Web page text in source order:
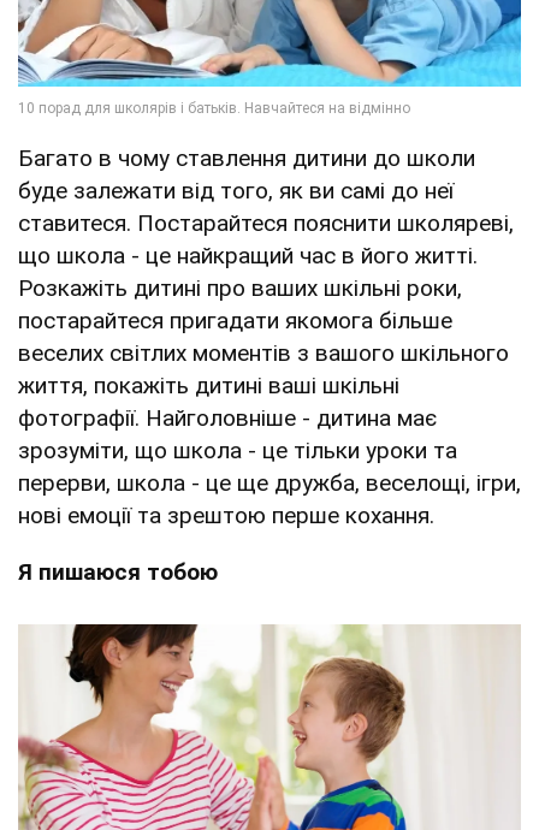
Багато в чому ставлення дитини до школи
буде залежати від того, як ви самі до неї
ставитеся. Постарайтеся пояснити школяреві,
що школа - це найкращий час в його житті.
Розкажіть дитині про ваших шкільні роки,
постарайтеся пригадати якомога більше
веселих світлих моментів з вашого шкільного
життя, покажіть дитині ваші шкільні
фотографії. Найголовніше - дитина має
зрозуміти, що школа - це тільки уроки та
перерви, школа - це ще дружба, веселощі, ігри,
нові емоції та зрештою перше кохання.
Я пишаюся тобою